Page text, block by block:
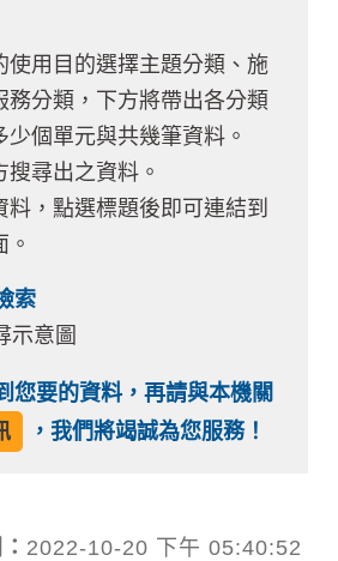
使用目的選擇主題分類、施
務分類，下方將帶出各分類
少個單元與共幾筆資料。
搜尋出之資料。
料，點選標題後即可連結到
索
您要的資料，再請與本機關
，我們將竭誠為您服務！
2022-10-20 下午 05:40:52